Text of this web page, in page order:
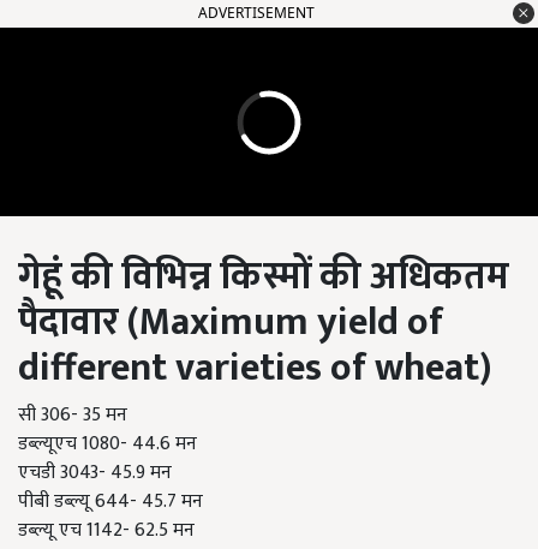
ADVERTISEMENT
गेहूं की विभिन्न किस्मों की अधिकतम
पैदावार (Maximum yield of
different varieties of wheat)
सी 306- 35 मन
डब्ल्यूएच 1080- 44.6 मन
एचडी 3043- 45.9 मन
पीबी डब्ल्यू 644- 45.7 मन
डब्ल्यू एच 1142- 62.5 मन